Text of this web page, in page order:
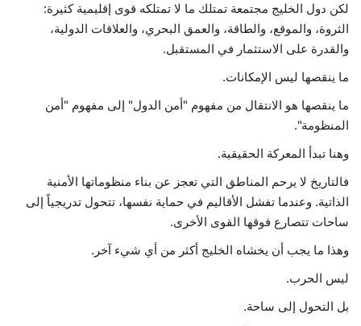
لكن دول الخليج مجتمعة تمتلك ما لا تمتلكه قوى إقليمية كثيرة:
الثروة، والموقع، والطاقة، والعمق البحري، والعلاقات الدولية،
والقدرة على الاستثمار في المستقبل.
ما ينقصها ليس الإمكانات.
ما ينقصها هو الانتقال من مفهوم "أمن الدول" إلى مفهوم "أمن
المنظومة".
وهنا تبدأ المعركة الحقيقية.
فالتاريخ لا يرحم المناطق التي تعجز عن بناء منظوماتها الأمنية
الذاتية. وعندما تفشل الأقاليم في حماية نفسها، تتحول تدريجياً إلى
ساحات تتصارع فوقها القوى الأخرى.
وهذا ما يجب أن يخشاه الخليج أكثر من أي شيء آخر.
ليس الحرب.
بل التحول إلى ساحة.